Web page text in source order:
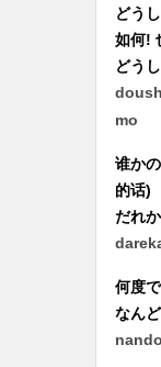
どう
如何!
どう
mo
谁か
的话)
だれ
何度
なん